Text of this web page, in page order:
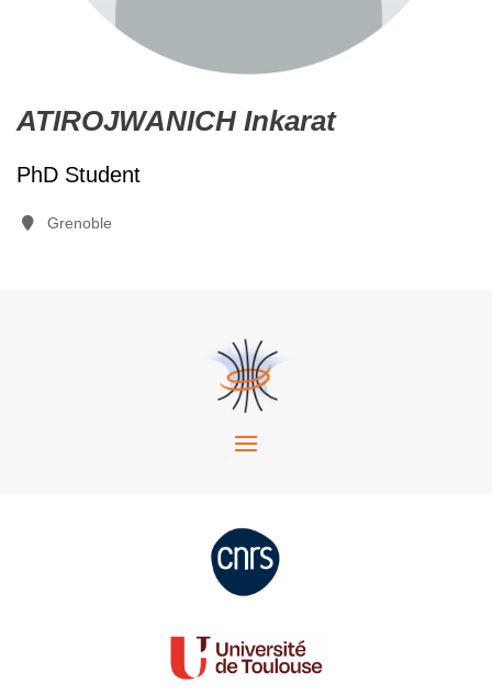
ATIROJWANICH Inkarat
PhD Student
Grenoble